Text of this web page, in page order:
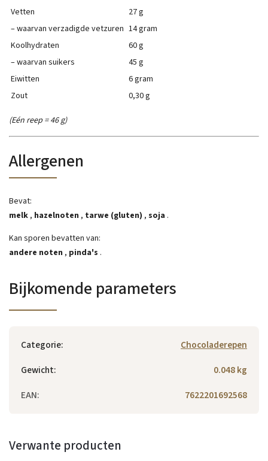
Vetten
27 g
– waarvan verzadigde vetzuren 14 gram
Koolhydraten
60 g
– waarvan suikers
45 g
Eiwitten
6 gram
Zout
0,30 g
(Eén reep = 46 g)
Allergenen
Bevat:
melk , hazelnoten , tarwe (gluten) , soja .
Kan sporen bevatten van:
andere noten , pinda's .
Bijkomende parameters
Categorie:
Chocoladerepen
Gewicht:
0.048 kg
EAN: 7622201692568
Verwante producten